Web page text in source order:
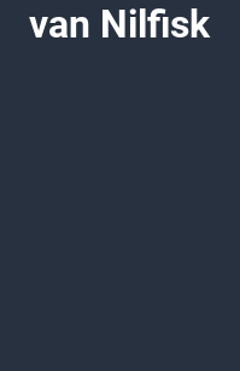
van Nilfisk